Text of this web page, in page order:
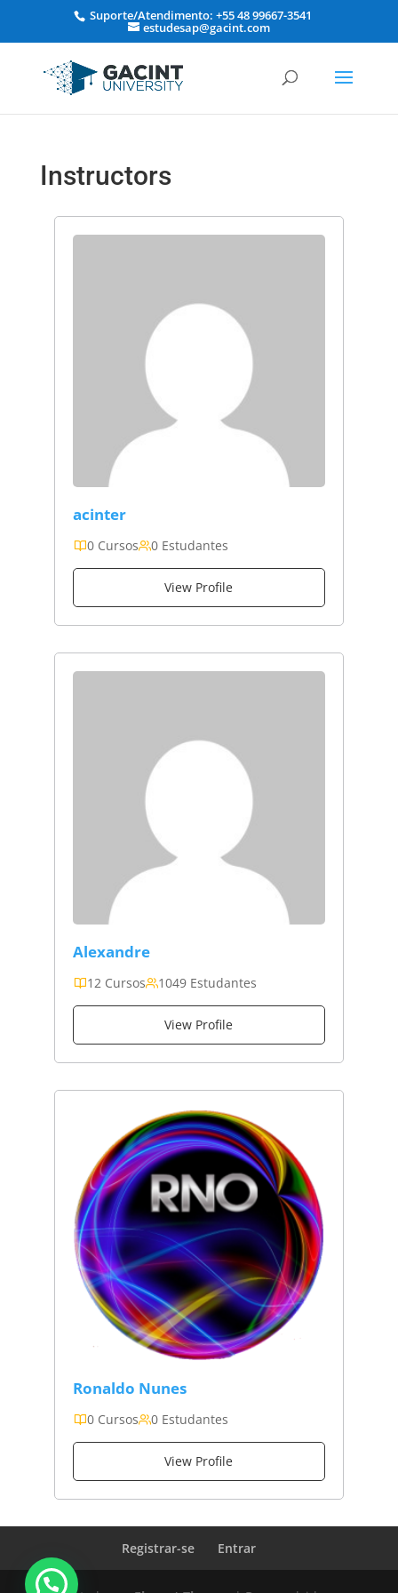
Suporte/Atendimento: +55 48 99667-3541
estudesap@gacint.com
Instructors
acinter
0 Cursos 0 Estudantes
View Profile
Alexandre
12 Cursos 1049 Estudantes
View Profile
Ronaldo Nunes
0 Cursos 0 Estudantes
View Profile
Registrar-se Entrar